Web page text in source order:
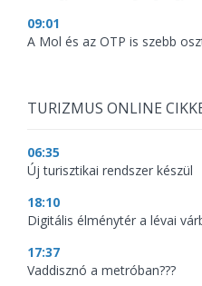
09:01
A Mol és az OTP is szebb
TURIZMUS ONLINE
06:35
Új turisztikai rendszer készül
18:10
Digitális élménytér a lévai
17:37
Vaddisznó a metróban???